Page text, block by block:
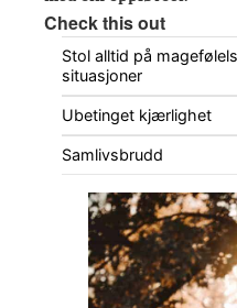
Check this out
Stol alltid på
situasjoner
Ubetinget kjærlighet
Samlivsbrudd